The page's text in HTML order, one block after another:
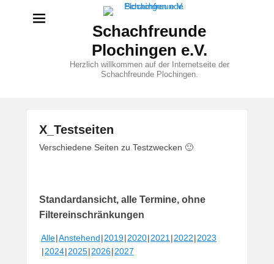
Schachfreunde
Plochingen e.V.
Herzlich willkommen auf der Internetseite der
Schachfreunde Plochingen.
X_Testseiten
V
f
f
n
Verschiedene Seiten zu Testzwecken 🙂
Standardansicht, alle Termine, ohne
Filtereinschränkungen
Alle Anstehend 2019 2020 2021 2022 2023
2024 2025 2026 2027